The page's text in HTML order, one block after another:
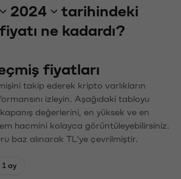
2024
tarihindeki
fiyatı ne kadardı?
fiyatları
takip ederek kripto varlıkların
izleyin. Aşağıdaki tabloyu
değerlerini, en yüksek ve en
hacmini kolayca görüntüleyebilirsiniz.
baz alınarak TL'ye çevrilmiştir.
1 ay